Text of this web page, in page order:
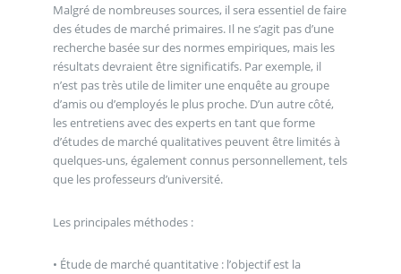
Malgré de nombreuses sources, il sera essentiel de faire
des études de marché primaires. Il ne s’agit pas d’une
recherche basée sur des normes empiriques, mais les
résultats devraient être significatifs. Par exemple, il
n’est pas très utile de limiter une enquête au groupe
d’amis ou d’employés le plus proche. D’un autre côté,
les entretiens avec des experts en tant que forme
d’études de marché qualitatives peuvent être limités à
quelques-uns, également connus personnellement, tels
que les professeurs d’université.
Les principales méthodes :
• Étude de marché quantitative : l’objectif est la